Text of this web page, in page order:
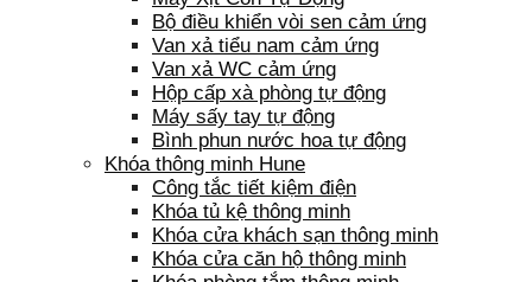
Bộ điều khiển vòi sen cảm ứng
Van xả tiểu nam cảm ứng
Van xả WC cảm ứng
Hộp cấp xà phòng tự động
Máy sấy tay tự động
Bình phun nước hoa tự động
Khóa thông minh Hune
Công tắc tiết kiệm điện
Khóa tủ kệ thông minh
Khóa cửa khách sạn thông minh
Khóa cửa căn hộ thông minh